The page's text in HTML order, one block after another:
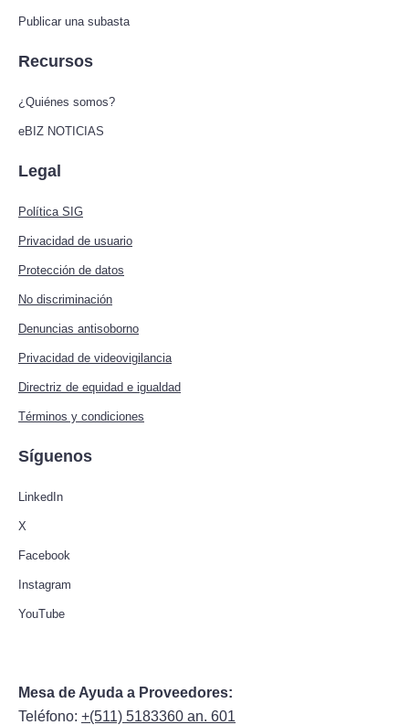
Publicar una subasta
Recursos
¿Quiénes somos?
eBIZ NOTICIAS
Legal
Política SIG
Privacidad de usuario
Protección de datos
No discriminación
Denuncias antisoborno
Privacidad de videovigilancia
Directriz de equidad e igualdad
Términos y condiciones
Síguenos
LinkedIn
X
Facebook
Instagram
YouTube
Mesa de Ayuda a Proveedores:
Teléfono: +(511) 5183360 an. 601